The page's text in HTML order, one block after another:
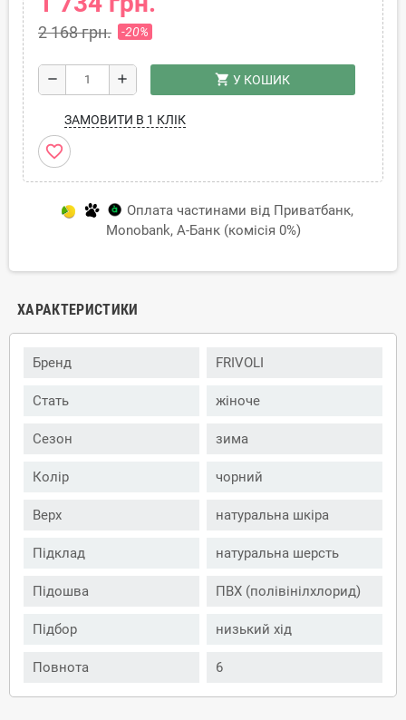
2 168 грн. -20%
remove add shopping_cart У КОШИК
ЗАМОВИТИ В 1 КЛІК
favorite_border
Оплата частинами від Приватбанк,
Monobank, А-Банк (комісія 0%)
ХАРАКТЕРИСТИКИ
Бренд FRIVOLI
Стать жіноче
Сезон зима
Колір чорний
Верх натуральна шкіра
Підклад натуральна шерсть
Підошва ПВХ (полівінілхлорид)
Підбор низький хід
Повнота 6